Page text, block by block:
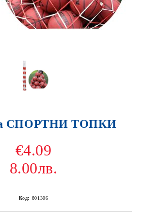
СПОРТНИ ТОПКИ
€4.09
8.00лв.
Код: 801306